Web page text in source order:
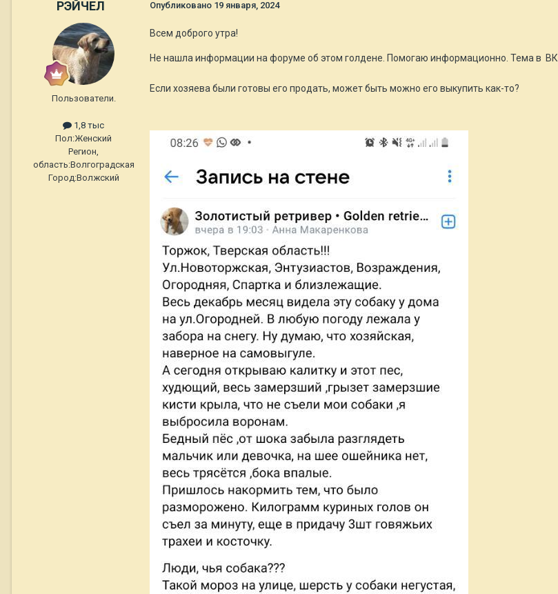
РЭЙЧЕЛ
Пользователи.
1,8 тыс
Пол:Женский
Регион,
область:Волгоградская
Город:Волжский
Опубликовано 19 января, 2024
Всем доброго утра!
Не нашла информации на форуме об этом голдене. Помогаю информационно. Тема в ВК.
Если хозяева были готовы его продать, может быть можно его выкупить как-то?